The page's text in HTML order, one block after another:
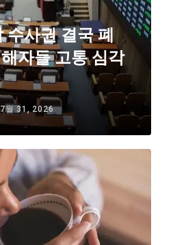
사권 결국 폐
자들 고통 심각
7월 31, 2026